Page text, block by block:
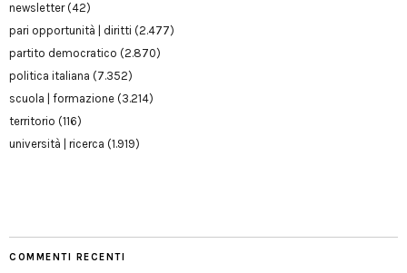
newsletter(42)
pari opportunità | diritti (2.477)
partito democratico (2.870)
politica italiana (7.352)
scuola | formazione (3.214)
territorio (116)
università | ricerca (1.919)
COMMENTI RECENTI